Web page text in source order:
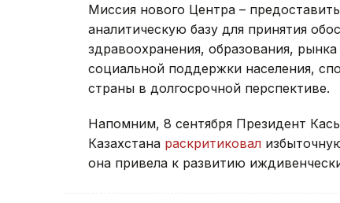
Миссия нового Центра –
аналитическую базу для принятия
здравоохранения, образования,
социальной поддержки населения,
страны в долгосрочной перспективе.
Напомним, 8 сентября Президент
Казахстана раскритиковал
она привела к развитию